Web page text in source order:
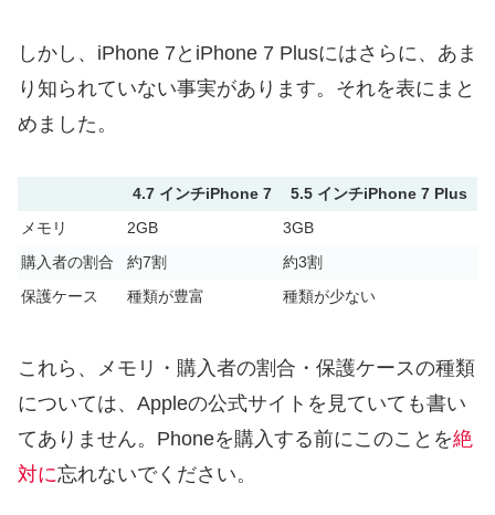
しかし、iPhone 7とiPhone 7 Plusにはさらに、あま
り知られていない事実があります。それを表にまと
めました。
4.7 インチiPhone 7
5.5 インチiPhone 7 Plus
メモリ
2GB
3GB
購入者の割合
約7割
約3割
保護ケース
種類が豊富 種類が少ない
これら、メモリ・購入者の割合・保護ケースの種類
については、Appleの公式サイトを見ていても書い
てありません。Phoneを購入する前にこのことを絶
対に忘れないでください。